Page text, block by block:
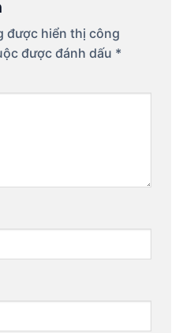
được hiển thị công
được đánh dấu *